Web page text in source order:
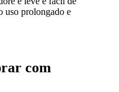
uso prolongado e
com